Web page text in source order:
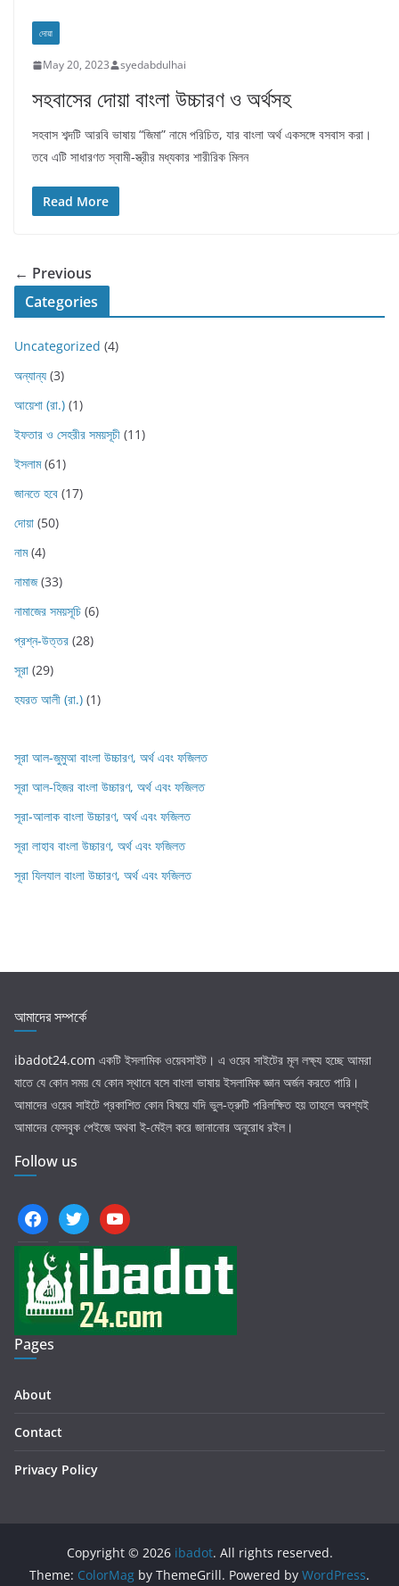
দোয়া
May 20, 2023 syedabdulhai
সহবাসের দোয়া বাংলা উচ্চারণ ও অর্থসহ
সহবাস শব্দটি আরবি ভাষায় “জিমা” নামে পরিচিত, যার বাংলা অর্থ একসঙ্গে বসবাস করা।
তবে এটি সাধারণত স্বামী-স্ত্রীর মধ্যকার শারীরিক মিলন
Read More
← Previous
Categories
Uncategorized (4)
অন্যান্য (3)
আয়েশা (রা.) (1)
ইফতার ও সেহরীর সময়সূচী (11)
ইসলাম(61)
জানতে হবে (17)
দোয়া (50)
নাম(4)
নামাজ(33)
নামাজের সময়সূচি (6)
প্রশ্ন-উত্তর (28)
সূরা (29)
হযরত আলী (রা.) (1)
সূরা আল-জুমুআ বাংলা উচ্চারণ, অর্থ এবং ফজিলত
সূরা আল-হিজর বাংলা উচ্চারণ, অর্থ এবং ফজিলত
সূরা-আলাক বাংলা উচ্চারণ, অর্থ এবং ফজিলত
সূরা লাহাব‌‌‌ বাংলা উচ্চারণ, অর্থ এবং ফজিলত
সূরা যিলযাল বাংলা উচ্চারণ, অর্থ এবং ফজিলত
আমাদের সম্পর্কে
ibadot24.com একটি ইসলামিক ওয়েবসাইট। এ ওয়েব সাইটের মূল লক্ষ্য হচ্ছে আমরা
যাতে যে কোন সময় যে কোন স্থানে বসে বাংলা ভাষায় ইসলামিক জ্ঞান অর্জন করতে পারি।
আমাদের ওয়েব সাইটে প্রকাশিত কোন বিষয়ে যদি ভুল-ত্রুটি পরিলক্ষিত হয় তাহলে অবশ্যই
আমাদের ফেসবুক পেইজে অথবা ই-মেইল করে জানানোর অনুরোধ রইল।
Follow us
facebooktwitter youtube
Pages
About
Contact
Privacy Policy
Copyright © 2026 ibadot. All rights reserved.
Theme: ColorMag by ThemeGrill. Powered by WordPress.